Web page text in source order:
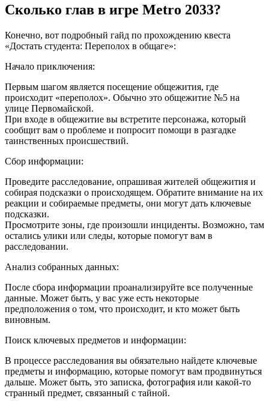
Сколько глав в игре Metro 2033?
Конечно, вот подробный гайд по прохождению квеста
«Достать студента: Переполох в общаге»:
Начало приключения:
Первым шагом является посещение общежития, где
происходит «переполох». Обычно это общежитие №5 на
улице Первомайской.
При входе в общежитие вы встретите персонажа, который
сообщит вам о проблеме и попросит помощи в разгадке
таинственных происшествий.
Сбор информации:
Проведите расследование, опрашивая жителей общежития и
собирая подсказки о происходящем. Обратите внимание на их
реакции и собираемые предметы, они могут дать ключевые
подсказки.
Просмотрите зоны, где произошли инциденты. Возможно, там
остались улики или следы, которые помогут вам в
расследовании.
Анализ собранных данных:
После сбора информации проанализируйте все полученные
данные. Может быть, у вас уже есть некоторые
предположения о том, что происходит, и кто может быть
виновным.
Поиск ключевых предметов и информации:
В процессе расследования вы обязательно найдете ключевые
предметы и информацию, которые помогут вам продвинуться
дальше. Может быть, это записка, фотография или какой-то
странный предмет, связанный с тайной.